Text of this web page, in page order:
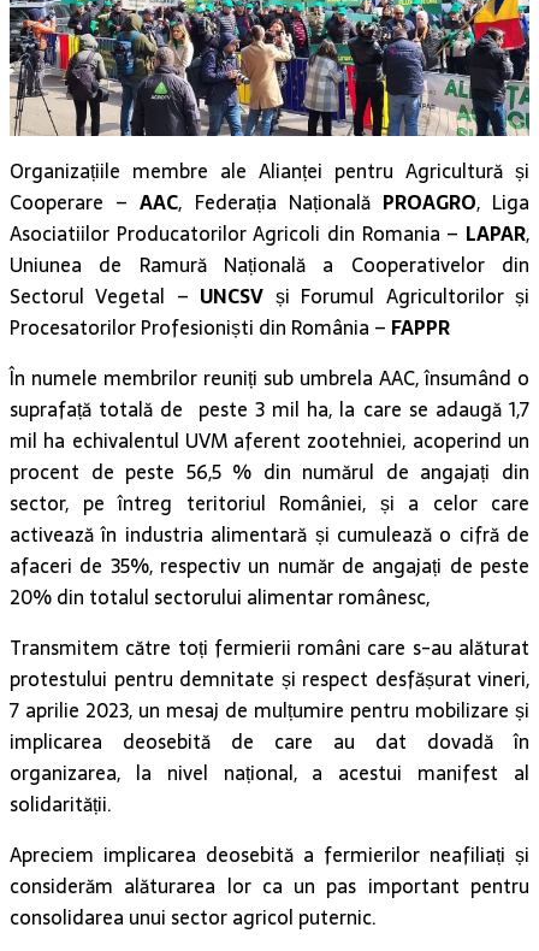
Organizațiile membre ale Alianței pentru Agricultură și
Cooperare –AAC, Federația Națională PROAGRO, Liga
Asociatiilor Producatorilor Agricoli din Romania – LAPAR,
Uniunea de Ramură Națională a Cooperativelor din
Sectorul Vegetal – UNCSV și Forumul Agricultorilor și
Procesatorilor Profesioniști din România – FAPPR
În numele membrilor reuniți sub umbrela AAC, însumând o
suprafață totală de peste 3 mil ha, la care se adaugă 1,7
mil ha echivalentul UVM aferent zootehniei, acoperind un
procent de peste 56,5 % din numărul de angajați din
sector, pe întreg teritoriul României, și a celor care
activează în industria alimentară și cumulează o cifră de
afaceri de 35%, respectiv un număr de angajați de peste
20% din totalul sectorului alimentar românesc,
Transmitem către toți fermierii români care s-au alăturat
protestului pentru demnitate și respect desfășurat vineri,
7 aprilie 2023, un mesaj de mulțumire pentru mobilizare și
implicarea deosebită de care au dat dovadă în
organizarea, la nivel național, a acestui manifest al
solidarității.
Apreciem implicarea deosebită a fermierilor neafiliați și
considerăm alăturarea lor ca un pas important pentru
consolidarea unui sector agricol puternic.